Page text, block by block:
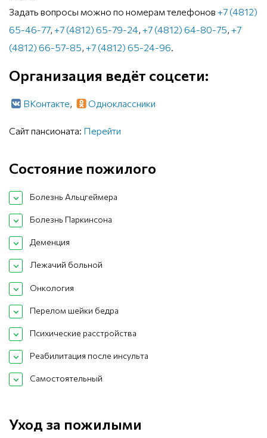
Задать вопросы можно по номерам телефонов +7 (4812)
65-46-77, +7 (4812) 65-79-24, +7 (4812) 64-80-75, +7
(4812) 66-57-85, +7 (4812) 65-24-96
Организация ведёт соцсети:
ВКонтакте, Одноклассники
Сайт пансионата: Перейти
Состояние пожилого
Болезнь Альцгеймера
Болезнь Паркинсона
Деменция
Лежачий больной
Онкология
Перелом шейки бедра
Психические расстройства
Реабилитация после инсульта
Самостоятельный
Уход за пожилыми